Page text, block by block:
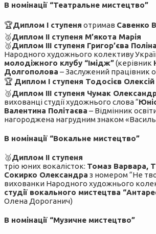
В номінації “Театральне мистецтво”
🏆Диплом І ступеня отримав Савенко
🥈Диплом ІІ ступеня М’якота Марія
🥉Диплом ІІІ ступеня Григор’єва Поліна
Народного художнього колективу
молодіжного клубу “Імідж”(керівник
Долгополова – Заслужений працівник
🏆 Диплом І ступеня Тодосієв Олексій
🥉Диплом ІІІ ступеня Чумак
вихованці студії художнього слова “
Валентина Політаєва – Відмінник
нагороджена нагрудним знаком
В номінації “Вокальне мистецтво”
🥈Диплом ІІ ступеня
тріо юних вокалісток: Томаз Варвара,
Сокирко Олександра з номером “Не
вихованки Народного художнього
студії вокального мистецтва
Олена Дороганич)
В номінації “Музичне мистецтво”